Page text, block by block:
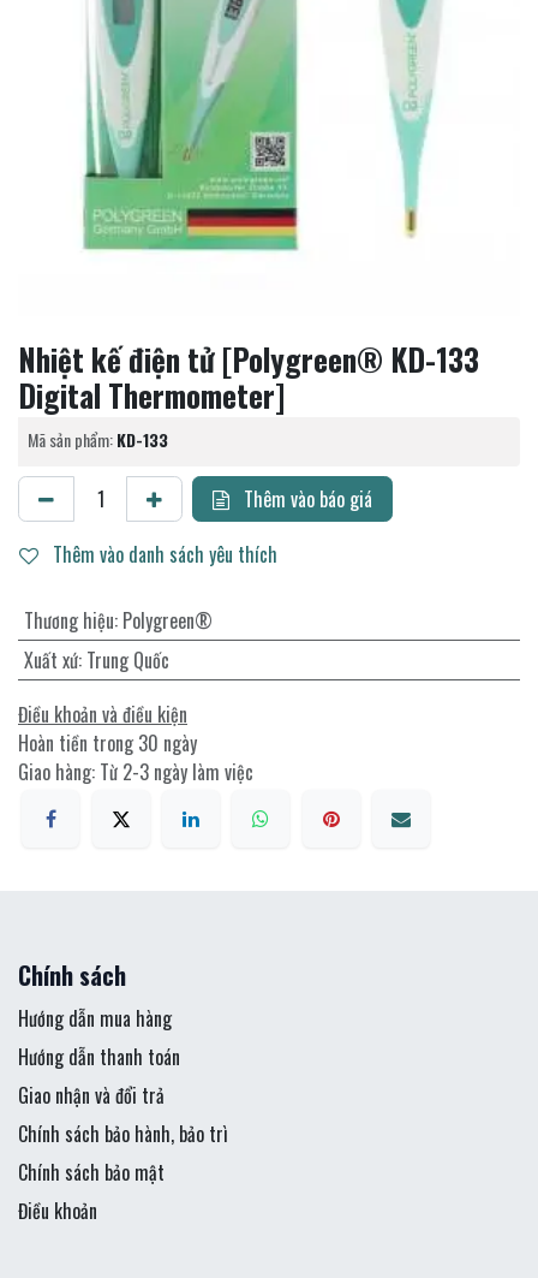
Nhiệt kế điện tử [Polygreen® KD-133
Digital Thermometer]
Mã sản phẩm:KD-133
Thêm vào báo giá
Thêm vào danh sách yêu thích
Thương hiệu: Polygreen®
Xuất xứ: Trung Quốc
Điều khoản và điều kiện
Hoàn tiền trong 30 ngày
Giao hàng: Từ 2-3 ngày làm việc
Chính sách
Hướng dẫn mua hàng
Hướng dẫn thanh toán
Giao nhận và đổi trả
Chính sách bảo hành, bảo trì
Chính sách bảo mật
Điều khoản